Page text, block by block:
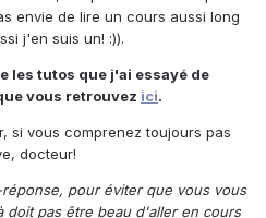
envie de lire un cours aussi long
j'en suis un! :)).
les tutos que j'ai essayé de
vous retrouvez ici.
si vous comprenez toujours pas
docteur!
pour éviter que vous vous
doit pas être beau d'aller en cours